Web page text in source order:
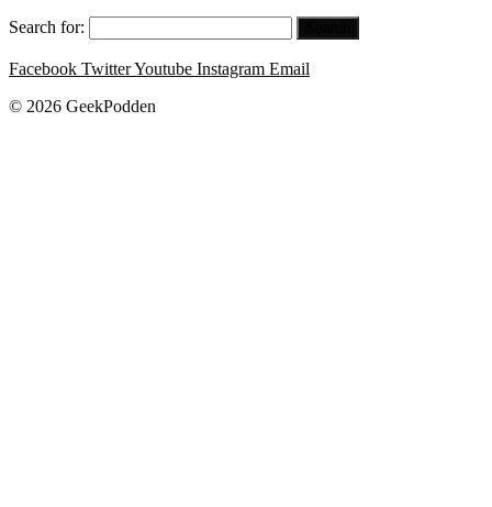
Search for:
Facebook TwitterYoutube Instagram Email
© 2026 GeekPodden